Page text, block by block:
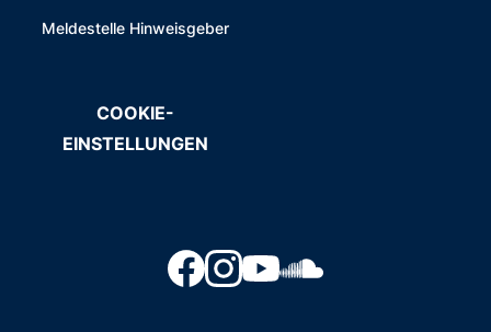
Meldestelle Hinweisgeber
COOKIE-
EINSTELLUNGEN